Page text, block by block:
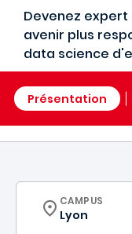
Devenez expert
avenir plus
data science
Présentation
CURRICULUM
CAMPUS
Lyon